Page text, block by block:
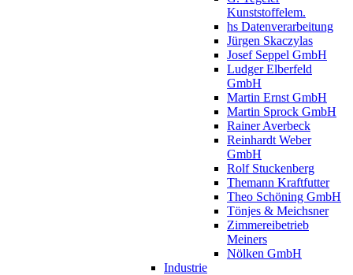
Kunststoffelem.
hs Datenverarbeitung
Jürgen Skaczylas
Josef Seppel GmbH
Ludger Elberfeld
GmbH
Martin Ernst GmbH
Martin Sprock GmbH
Rainer Averbeck
Reinhardt Weber
GmbH
Rolf Stuckenberg
Themann Kraftfutter
Theo Schöning GmbH
Tönjes & Meichsner
Zimmereibetrieb
Meiners
Nölken GmbH
Industrie